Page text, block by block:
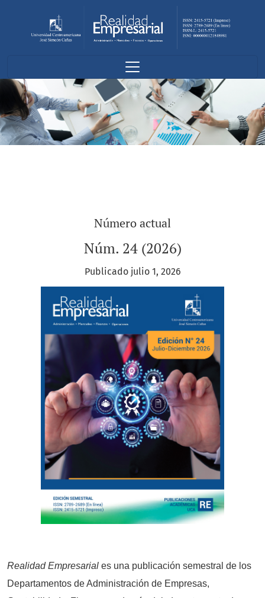
Número actual
Núm. 24 (2026)
Publicado julio 1, 2026
Realidad Empresarial es una publicación semestral de los
Departamentos de Administración de Empresas,